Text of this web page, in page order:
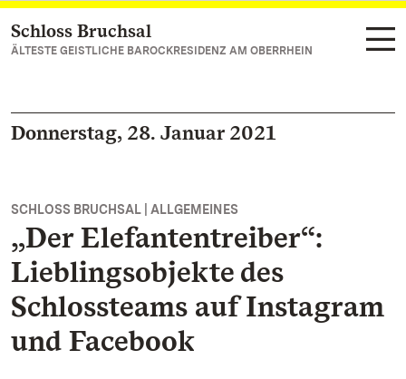
Zum Hauptinhalt springen
Schloss Bruchsal
ÄLTESTE GEISTLICHE BAROCKRESIDENZ AM OBERRHEIN
Donnerstag, 28. Januar 2021
SCHLOSS BRUCHSAL | ALLGEMEINES
„Der Elefantentreiber“:
Lieblingsobjekte des
Schlossteams auf Instagram
und Facebook